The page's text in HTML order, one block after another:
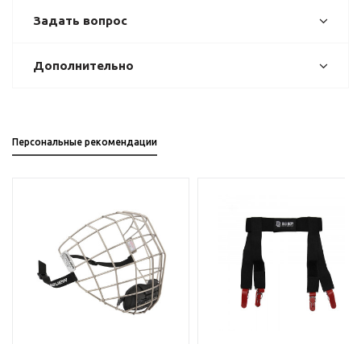
Задать вопрос
Дополнительно
Персональные рекомендации